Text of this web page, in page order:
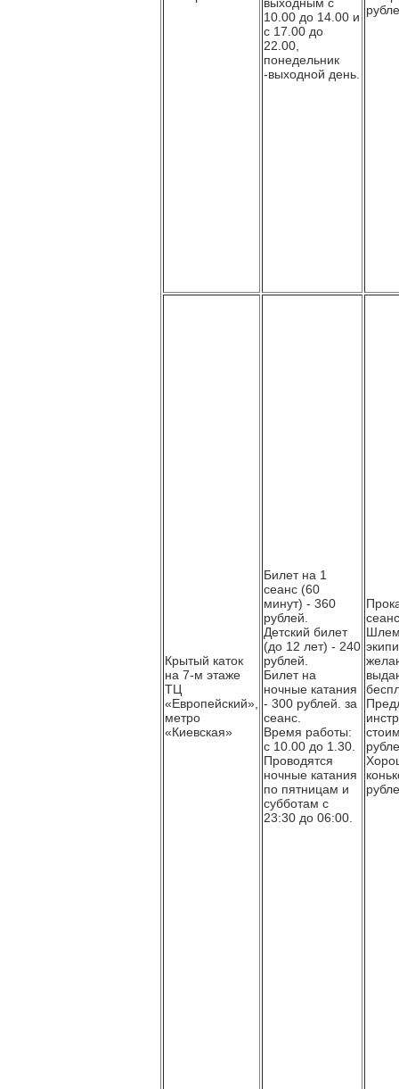
10.00 до 14.00 и
с 17.00 до
22.00,
понедельник
-выходной день.
Крытый каток
на 7-м этаже
ТЦ
«Европейский»,
метро
«Киевская»
Билет на 1
сеанс (60
минут) - 360
рублей.
Детский билет
(до 12 лет) - 240
рублей.
Билет на
ночные катания
- 300 рублей. за
сеанс.
Время работы:
с 10.00 до 1.30.
Проводятся
ночные катания
по пятницам и
субботам с
23:30 до 06:00.